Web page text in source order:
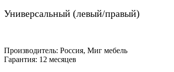
Универсальный (левый/правый)
Производитель: Россия, Миг мебель
Гарантия: 12 месяцев